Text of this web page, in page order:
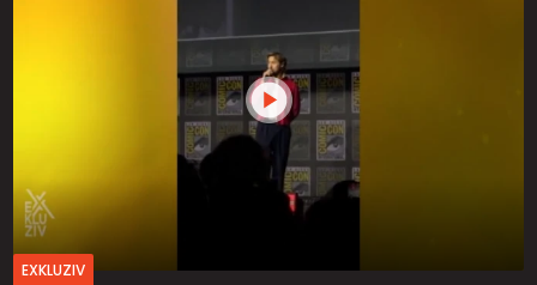
EXKLUZIV